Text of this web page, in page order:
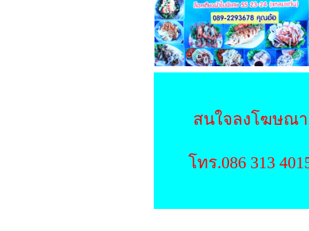
สนใจลงโฆษณา
โทร.086 313